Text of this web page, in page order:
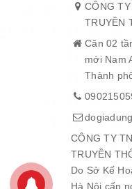
CÔNG
TRUYỀN
Căn 02
mới Nam
Thành
CÔNG TY
TRUYỀN
Do Sở Kế
Hà Nội cấp